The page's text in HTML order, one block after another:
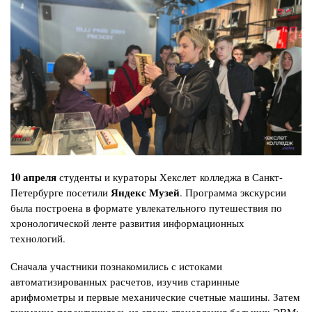
10 апреля студенты и кураторы Хекслет колледжа в Санкт-
Петербурге посетили Яндекс Музей. Программа экскурсии
была построена в формате увлекательного путешествия по
хронологической ленте развития информационных
технологий.
Сначала участники познакомились с истоками
автоматизированных расчетов, изучив старинные
арифмометры и первые механические счетные машины. Затем